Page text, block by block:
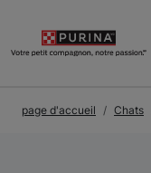
page d'accueil Chats